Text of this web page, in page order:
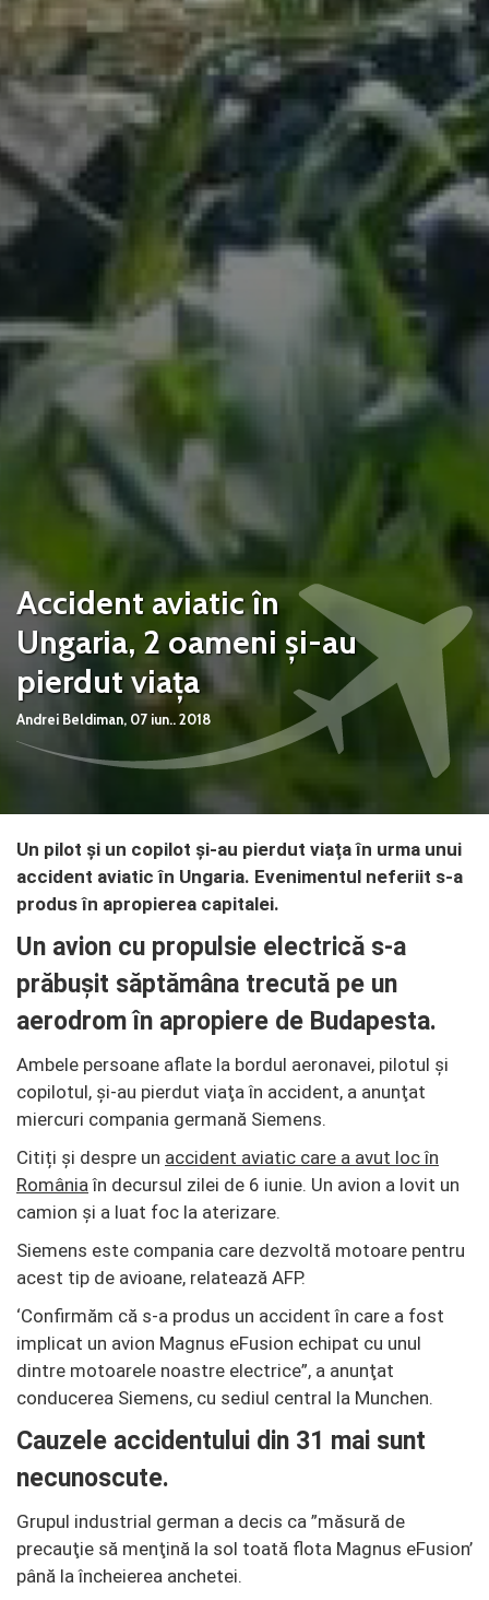
Accident aviatic în
Ungaria, 2 oameni și-au
pierdut viața
Andrei Beldiman, 07 iun.. 2018
Un pilot și un copilot și-au pierdut viața în urma unui
accident aviatic în Ungaria. Evenimentul neferiit s-a
produs în apropierea capitalei.
Un avion cu propulsie electrică s-a
prăbuşit săptămâna trecută pe un
aerodrom în apropiere de Budapesta.
Ambele persoane aflate la bordul aeronavei, pilotul şi
copilotul, și-au pierdut viaţa în accident, a anunţat
miercuri compania germană Siemens.
Citiți și despre un accident aviatic care a avut loc în
Româniaîn decursul zilei de 6 iunie. Un avion a lovit un
camion și a luat foc la aterizare.
Siemens este compania care dezvoltă motoare pentru
acest tip de avioane, relatează AFP.
‘Confirmăm că s-a produs un accident în care a fost
implicat un avion Magnus eFusion echipat cu unul
dintre motoarele noastre electrice”, a anunţat
conducerea Siemens, cu sediul central la Munchen.
Cauzele accidentului din 31 mai sunt
necunoscute.
Grupul industrial german a decis ca ”măsură de
precauţie să menţină la sol toată flota Magnus eFusion’
până la încheierea anchetei.